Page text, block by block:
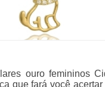
ouro femininos
que fará você acertar